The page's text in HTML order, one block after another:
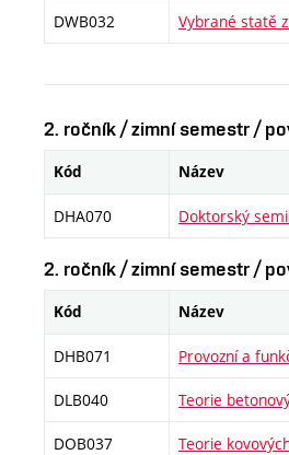
DWB032 Vybrané statě
2. ročník / zimní semestr /
Kód Název
DHA070 Doktorský
2. ročník / zimní semestr /
Kód Název
DHB071 Provozní a
DLB040 Teorie
DOB037 Teorie